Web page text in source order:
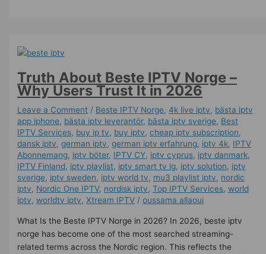
Truth About Beste IPTV Norge –
Why Users Trust It in 2026
Leave a Comment / Beste IPTV Norge,4k live iptv​, bästa iptv
app iphone, bästa iptv leverantör, bästa iptv sverige, Best
IPTV Services, buy ip tv, buy iptv,cheap iptv subscription,
dansk iptv​,german iptv,german iptv erfahrung​, iptv 4k, IPTV
Abonnemang, iptv böter, IPTV CY, iptv cyprus, iptv danmark,
IPTV Finland, iptv playlist, iptv smart tv lg, iptv solution, iptv
sverige​, iptv sweden, iptv world tv, mu3 playlist iptv, nordic
iptv, Nordic One IPTV, nordisk iptv,Top IPTV Services,world
iptv,worldtv iptv,Xtream IPTV /oussama allaoui
What Is the Beste IPTV Norge in 2026? In 2026, beste iptv
norge has become one of the most searched streaming-
related terms across the Nordic region. This reflects the